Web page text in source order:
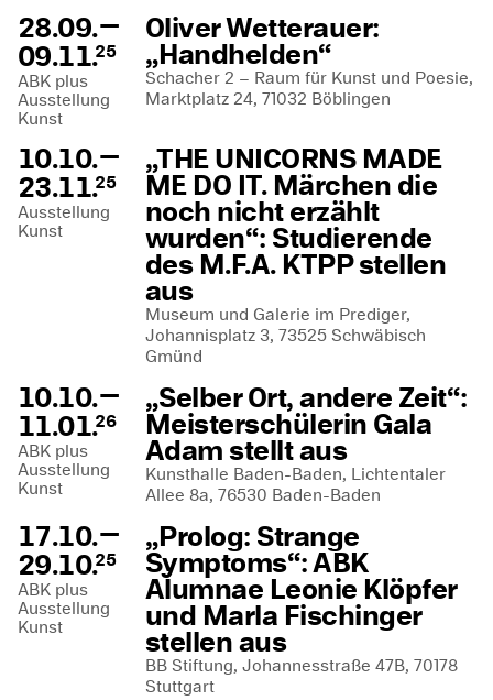
28.09.—
09.11.25
ABK plus
Ausstellung
Kunst
Oliver Wetterauer:
„Handhelden“
Schacher 2 – Raum für Kunst und Poesie,
Marktplatz 24, 71032 Böblingen
10.10.—
23.11.25
Ausstellung
Kunst
„THE UNICORNS MADE
ME DO IT. Märchen die
noch nicht erzählt
wurden“: Studierende
des M.F.A. KTPP stellen
aus
Museum und Galerie im Prediger,
Johannisplatz 3, 73525 Schwäbisch
Gmünd
10.10.—
11.01.26
ABK plus
Ausstellung
Kunst
„Selber Ort, andere Zeit“:
Meisterschülerin Gala
Adam stellt aus
Kunsthalle Baden-Baden, Lichtentaler
Allee 8a, 76530 Baden-Baden
17.10.—
29.10.25
ABK plus
Ausstellung
Kunst
„Prolog: Strange
Symptoms“: ABK
Alumnae Leonie Klöpfer
und Marla Fischinger
stellen aus
BB Stiftung, Johannesstraße 47B, 70178
Stuttgart